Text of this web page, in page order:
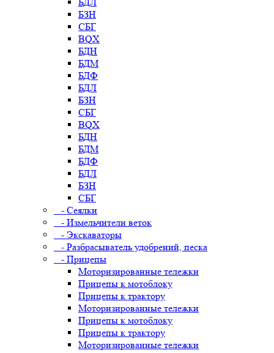
БЗН
СБГ
BQX
БДН
БДМ
БДФ
БДЛ
БЗН
СБГ
BQX
БДН
БДМ
БДФ
БДЛ
БЗН
СБГ
- Сеялки
- Измельчители веток
- Экскаваторы
- Разбрасыватель удобрений, песка
- Прицепы
Моторизированные тележки
Прицепы к мотоблоку
Прицепы к трактору
Моторизированные тележки
Прицепы к мотоблоку
Прицепы к трактору
Моторизированные тележки